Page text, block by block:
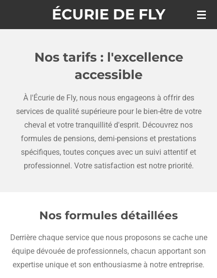
principal
ÉCURIE DE FLY
Nos tarifs : l'excellence
accessible
À l'Écurie de Fly, nous nous engageons à offrir des
services de qualité supérieure pour le bien-être de votre
cheval et votre tranquillité d'esprit. Découvrez nos
formules de pensions, demi-pensions et prestations
spécifiques, toutes conçues avec un suivi attentif et
professionnel. Votre satisfaction est notre priorité.
Nos formules détaillées
Derrière chaque service que nous proposons se cache une
équipe dévouée de professionnels, chacun apportant son
expertise unique et son enthousiasme à notre entreprise.